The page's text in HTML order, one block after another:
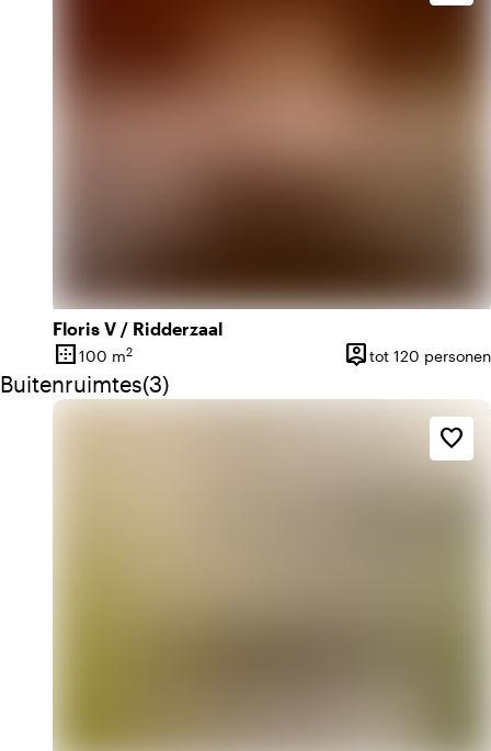
Floris V / Ridderzaal
border_outer
Oppervlakte
100 m2 person_pin
Capaciteit
tot 120 personen
Buitenruimtes
Aantal buitenruimtes: 3
(3)
favorite_border